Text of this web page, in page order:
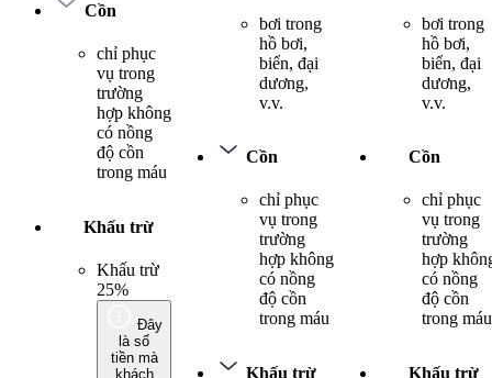
Cồn
chỉ phục
vụ trong
trường
hợp không
có nồng
độ cồn
trong máu
Khấu trừ
Khấu trừ
25%
Đây
là số
tiền mà
khách
bơi trong
hồ bơi,
biển, đại
dương,
v.v.
Cồn
chỉ phục
vụ trong
trường
hợp không
có nồng
độ cồn
trong máu
Khấu trừ
bơi trong
hồ bơi,
biển, đại
dương,
v.v.
Cồn
chỉ phục
vụ trong
trường
hợp
có nồng
độ cồn
trong máu
Khấu trừ